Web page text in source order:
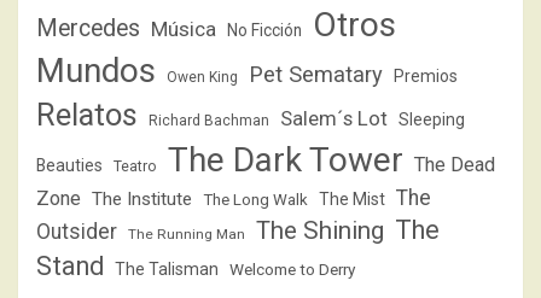
Mercedes Música No Ficción
Otros
Mundos
Owen King Pet Sematary Premios
Relatos Richard Bachman Salem´s Lot Sleeping
Beauties Teatro The Dark Tower The Dead
Zone The Institute The Long Walk The Mist The
Outsider
The Running Man The Shining The
Stand
The Talisman Welcome to Derry